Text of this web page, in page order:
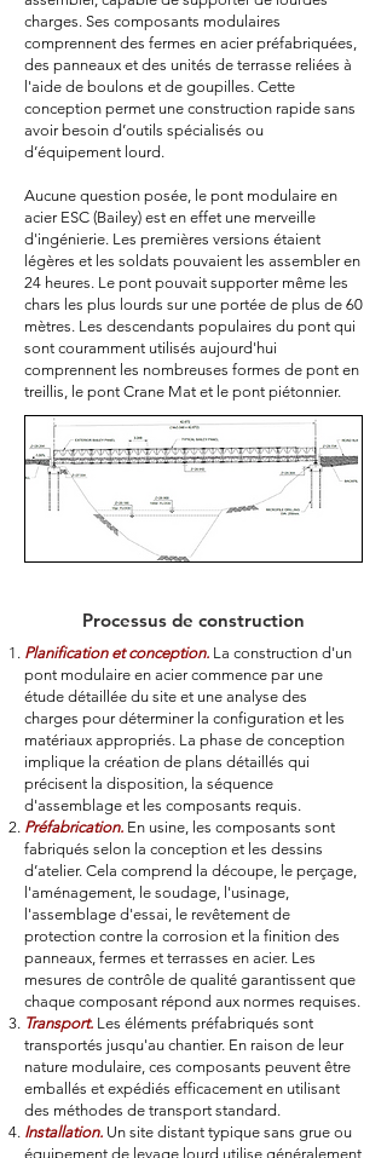
charges. Ses composants modulaires
comprennent des fermes en acier préfabriquées,
des panneaux et des unités de terrasse reliées à
l'aide de boulons et de goupilles. Cette
conception permet une construction rapide sans
avoir besoin d’outils spécialisés ou
d’équipement lourd.
Aucune question posée, le pont modulaire en
acier ESC (Bailey) est en effet une merveille
d'ingénierie. Les premières versions étaient
légères et les soldats pouvaient les assembler en
24 heures. Le pont pouvait supporter même les
chars les plus lourds sur une portée de plus de 60
mètres. Les descendants populaires du pont qui
sont couramment utilisés aujourd'hui
comprennent les nombreuses formes de pont en
treillis, le pont Crane Mat et le pont piétonnier.
Processus de construction
Planification et conception. La construction d'un
pont modulaire en acier commence par une
étude détaillée du site et une analyse des
charges pour déterminer la configuration et les
matériaux appropriés. La phase de conception
implique la création de plans détaillés qui
précisent la disposition, la séquence
d'assemblage et les composants requis.
Préfabrication. En usine, les composants sont
fabriqués selon la conception et les dessins
d’atelier. Cela comprend la découpe, le perçage,
l'aménagement, le soudage, l'usinage,
l'assemblage d'essai, le revêtement de
protection contre la corrosion et la finition des
panneaux, fermes et terrasses en acier. Les
mesures de contrôle de qualité garantissent que
chaque composant répond aux normes requises.
Transport. Les éléments préfabriqués sont
transportés jusqu'au chantier. En raison de leur
nature modulaire, ces composants peuvent être
emballés et expédiés efficacement en utilisant
des méthodes de transport standard.
Installation. Un site distant typique sans grue ou
équipement de levage lourd utilise généralement